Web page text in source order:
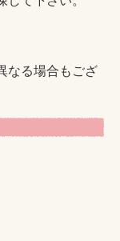
なる場合もござ